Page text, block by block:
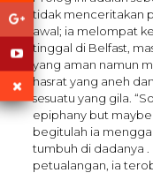
tidak menceritakan
awal; ia melompat
tinggal di Belfast,
yang aman namun
hasrat yang aneh
sesuatu yang gila.
epiphany but
begitulah ia
tumbuh di dadanya
petualangan, ia